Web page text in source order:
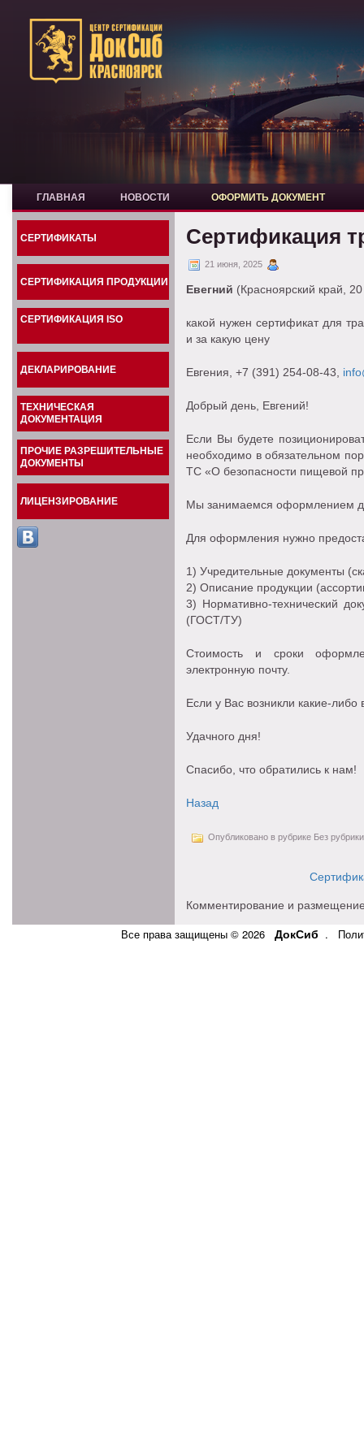
ГЛАВНАЯ НОВОСТИ ОФОРМИТЬ ДОКУМЕНТ
СЕРТИФИКАТЫ
СЕРТИФИКАЦИЯ ПРОДУКЦИИ
СЕРТИФИКАЦИЯ ISO
ДЕКЛАРИРОВАНИЕ
ТЕХНИЧЕСКАЯ
ДОКУМЕНТАЦИЯ
ПРОЧИЕ РАЗРЕШИТЕЛЬНЫЕ
ДОКУМЕНТЫ
ЛИЦЕНЗИРОВАНИЕ
Сертификация
21 июня, 2025
Евегний (Красноярский край,
какой нужен сертификат для
и за какую цену
Евгения , +7 (391) 254-08-43,
Добрый день, Евгений!
Если Вы будете
необходимо в обязательном
ТС «О безопасности пищевой
Мы занимаемся оформлением
Для оформления нужно
1) Учредительные документы
2) Описание продукции
3) Нормативно-технический
(ГОСТ/ТУ)
Стоимость и сроки
электронную почту.
Если у Вас возникли какие-
Удачного дня!
Спасибо, что обратились к нам!
Назад
Опубликовано в рубрике Без рубрики
Комментирование и
Все права защищены © 2026 ДокСиб .